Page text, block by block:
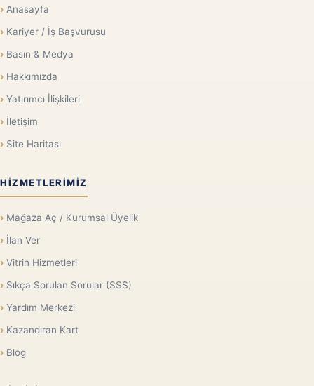
Anasayfa
Kariyer / İş Başvurusu
Basın & Medya
Hakkımızda
Yatırımcı İlişkileri
İletişim
Site Haritası
HIZMETLERIMIZ
Mağaza Aç / Kurumsal Üyelik
İlan Ver
Vitrin Hizmetleri
Sıkça Sorulan Sorular (SSS)
Yardım Merkezi
Kazandıran Kart
Blog